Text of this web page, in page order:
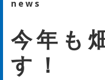
news
今年も
す！